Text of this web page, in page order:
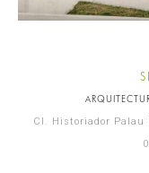
Cl. Historiador Palau